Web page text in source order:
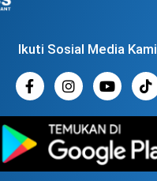
Ikuti Sosial Media Kami